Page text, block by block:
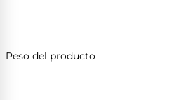
Peso del producto